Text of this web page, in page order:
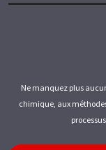
Ne manquez plus
chimique, aux